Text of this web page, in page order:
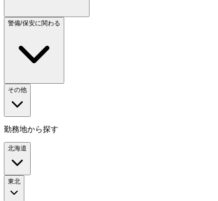
警備/保安に関わる
その他
勤務地から探す
北海道
東北